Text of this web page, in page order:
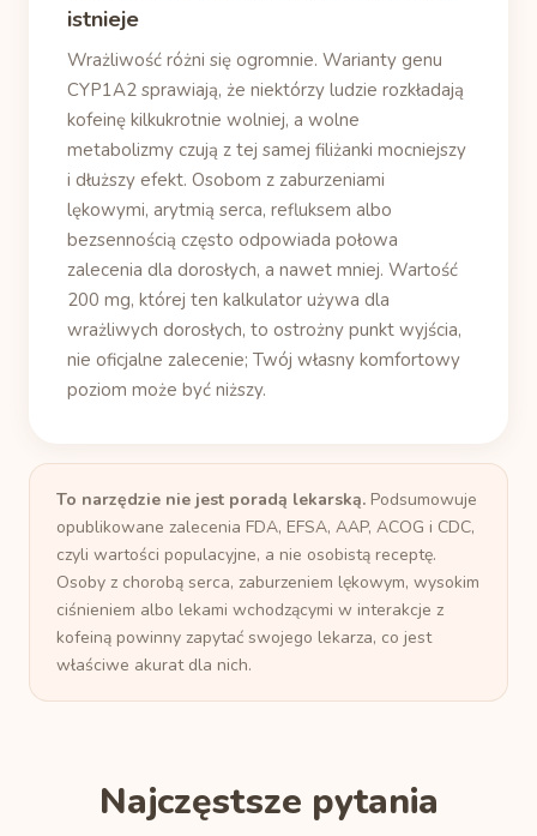
istnieje
Wrażliwość różni się ogromnie. Warianty genu
CYP1A2 sprawiają, że niektórzy ludzie rozkładają
kofeinę kilkukrotnie wolniej, a wolne
metabolizmy czują z tej samej filiżanki mocniejszy
i dłuższy efekt. Osobom z zaburzeniami
lękowymi, arytmią serca, refluksem albo
bezsennością często odpowiada połowa
zalecenia dla dorosłych, a nawet mniej. Wartość
200 mg, której ten kalkulator używa dla
wrażliwych dorosłych, to ostrożny punkt wyjścia,
nie oficjalne zalecenie; Twój własny komfortowy
poziom może być niższy.
To narzędzie nie jest poradą lekarską. Podsumowuje
opublikowane zalecenia FDA, EFSA, AAP, ACOG i CDC,
czyli wartości populacyjne, a nie osobistą receptę.
Osoby z chorobą serca, zaburzeniem lękowym, wysokim
ciśnieniem albo lekami wchodzącymi w interakcje z
kofeiną powinny zapytać swojego lekarza, co jest
właściwe akurat dla nich.
Najczęstsze pytania